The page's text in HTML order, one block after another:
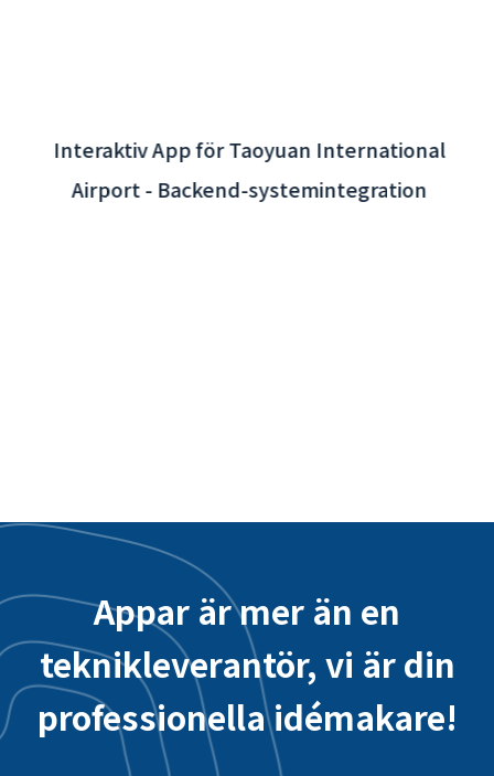
Appar är mer än en
teknikleverantör, vi är din
professionella idémakare!